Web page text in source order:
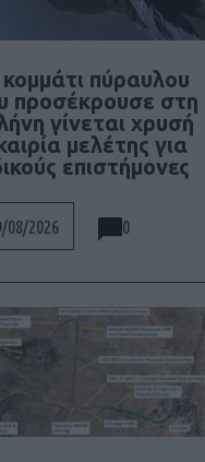
πύραυλου
προσέκρουσε στη
γίνεται χρυσή
μελέτης για
επιστήμονες
08/2026 0